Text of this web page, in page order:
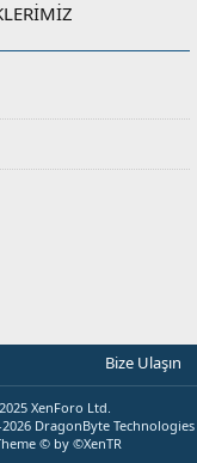
Bize Ulaşın
XenForo Ltd.
DragonByte Technologies
© by ©XenTR